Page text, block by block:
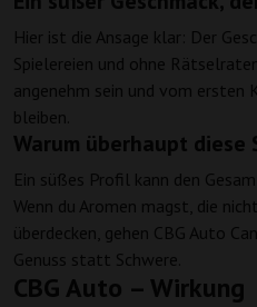
Hier ist die Ansage klar: Der
Spielereien und ohne
angenehm sein und vom ersten
bleiben.
Warum überhaupt diese
Ein süßes Profil kann den
Wenn du Aromen magst, die
überdecken, gehen CBG Auto
Genuss statt Schwere.
CBG Auto – Wirkung